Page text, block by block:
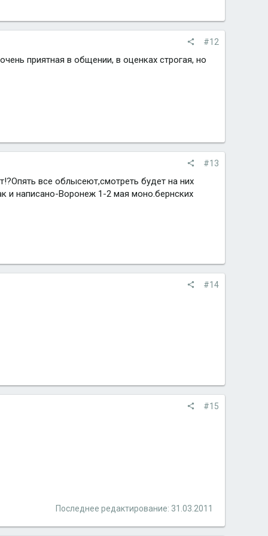
#12
приятная в общении, в оценках строгая, но
#13
все облысеют,смотреть будет на них
и написано-Воронеж 1-2 мая моно.бернских
#14
#15
Последнее редактирование: 31.03.2011